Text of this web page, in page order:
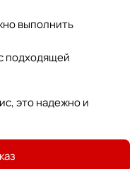
выполнить
подходящей
это надежно и